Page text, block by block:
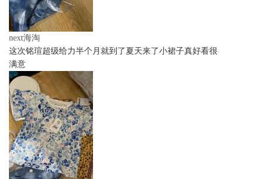
next海淘
这次铭瑄超级给力半个月就到了夏天来了小裙子真好看很
满意